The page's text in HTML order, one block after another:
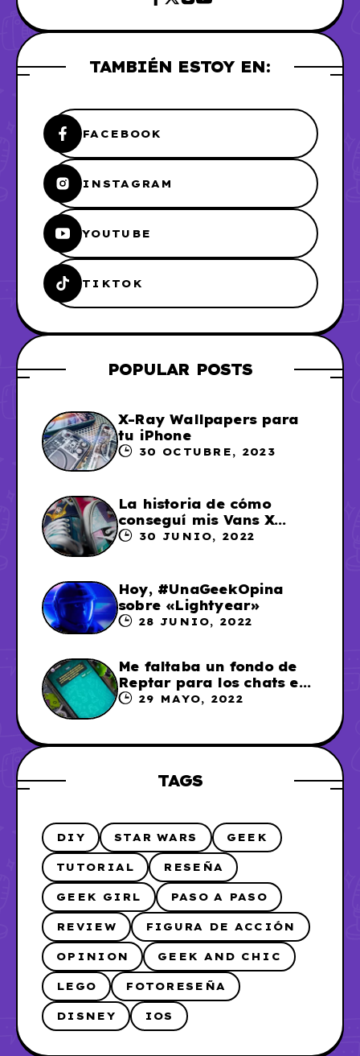
TAMBIÉN ESTOY EN:
FACEBOOK
INSTAGRAM
YOUTUBE
TIKTOK
POPULAR POSTS
X-Ray Wallpapers para
tu iPhone
30 OCTUBRE, 2023
La historia de cómo
conseguí mis Vans X
Sailor Moon
30 JUNIO, 2022
Hoy, #UnaGeekOpina
sobre «Lightyear»
28 JUNIO, 2022
Me faltaba un fondo de
Reptar para los chats en
WhatsApp, así que me lo
29 MAYO, 2022
TAGS
DIY STAR WARS GEEK
TUTORIAL RESEÑA
GEEK GIRL PASO A PASO
REVIEW FIGURA DE ACCIÓN
OPINION GEEK AND CHIC
LEGO FOTORESEÑA
DISNEY IOS